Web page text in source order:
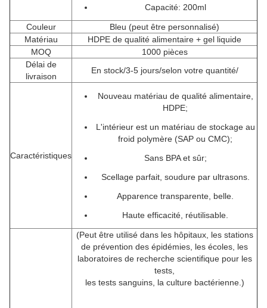
Capacité: 200ml
Couleur
Bleu (peut être personnalisé)
Matériau
HDPE de qualité alimentaire + gel liquide
MOQ
1000 pièces
Délai de
livraison
En stock/3-5 jours/selon votre quantité/
Caractéristiques
Nouveau matériau de qualité alimentaire,
HDPE;
L'intérieur est un matériau de stockage au
froid polymère (SAP ou CMC);
Sans BPA et sûr;
Scellage parfait, soudure par ultrasons.
Apparence transparente, belle.
Haute efficacité, réutilisable.
(Peut être utilisé dans les hôpitaux, les stations
de prévention des épidémies, les écoles, les
laboratoires de recherche scientifique pour les
tests,
les tests sanguins, la culture bactérienne.)